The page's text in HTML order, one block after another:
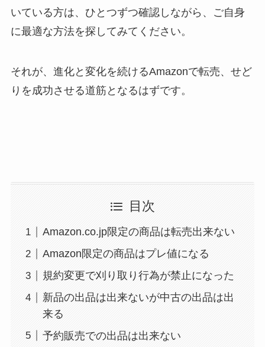
いている方は、ひとつずつ確認しながら、ご自身
に最適な方法を探してみてください。
それが、進化と変化を続けるAmazonで転売、せど
りを成功させる道筋となるはずです。
目次
Amazon.co.jp限定の商品は転売出来ない
Amazon限定の商品はプレ値になる
規約変更で刈り取り行為が禁止になった
新品の出品は出来ないが中古の出品は出
来る
予約販売での出品は出来ない